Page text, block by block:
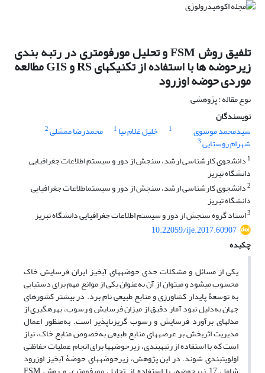
تلفیق روش FSM و تحلیل مورفومتری در رتبه بندی
زیرحوضه ها با استفاده از تکنیکهای RS و GIS مطالعه
موردی حوضه اوزرود
نوع مقاله : پژوهشی
نویسندگان
سیدمحمد موسوی
1 خلیل غلام نیا 1 محمدرضا ممشلی2
شهرام روستایی3
1 دانشجوی کارشناسی ارشد، سنجش از دور و سیستم اطلاعات جغرافیایی
دانشگاه تبریز
2دانشجوی کارشناسی ارشد، سنجش از دور و سیستماطلاعات جغرافیایی
دانشگاه تبریز
3استاد گروه سنجش از دور و سیستم اطلاعات جغرافیایی دانشگاه تبریز
10.22059/ije.2017.60907
چکیده
یکی از مسائل و مشکلات جدی حوضه‏های آبخیز ایران فرسایش خاک
محسوب می‏شود و می‏توان از آن به‌عنوان یکی از موانع مهم برای دستیابی
به توسعۀ پایدار کشاورزی و منابع طبیعی نام برد. در بیشتر کشور‏های
جهان به‌دلیل نبود آمار دقیق از میزان فرسایش و رسوب، بهره‏گیری از
مدل‏های برآورد فرسایش و رسوب گریزناپذیر است. به‌منظور اعمال
مدیریت اثربخش بر عرصه‏های منابع‏ طبیعی به‌خصوص منابع خاک، نیاز
است که با استفاده از رتبه‏بندی، زیرحوضه‏ها برای انجام عملیات حفاظتی
اولویت‏بندی شوند. در این پژوهش، زیرحوضه‏های حوضۀ آبخیز اوزرود